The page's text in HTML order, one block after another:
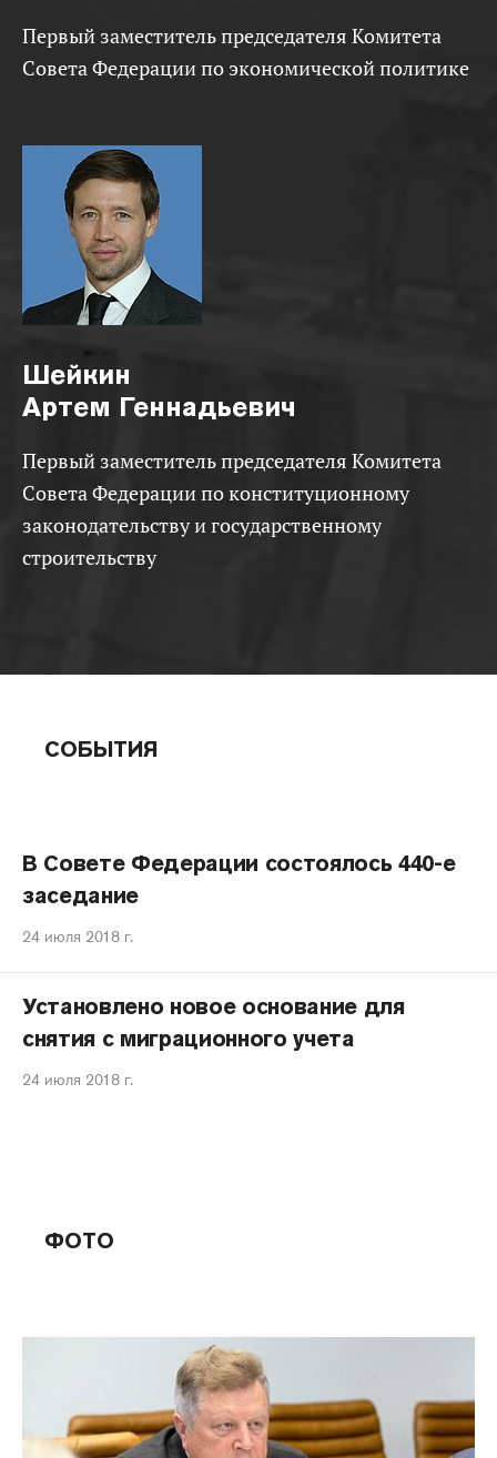
Первый заместитель председателя Комитета
Совета Федерации по экономической политике
Шейкин
Артем Геннадьевич
Первый заместитель председателя Комитета
Совета Федерации по конституционному
законодательству и государственному
строительству
СОБЫТИЯ
В Совете Федерации состоялось 440-е
заседание
24 июля 2018 г.
Установлено новое основание для
снятия с миграционного учета
24 июля 2018 г.
ФОТО